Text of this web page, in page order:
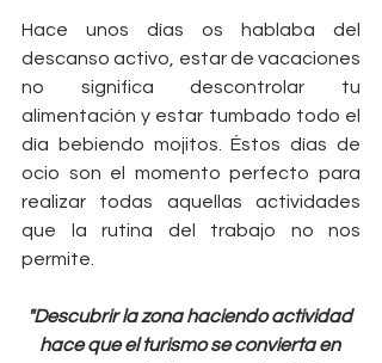
Hace unos días os hablaba del
descanso activo, estar de vacaciones
no significa descontrolar tu
alimentación y estar tumbado todo el
día bebiendo mojitos. Éstos días de
ocio son el momento perfecto para
realizar todas aquellas actividades
que la rutina del trabajo no nos
permite.
"Descubrir la zona haciendo actividad
hace que el turismo se convierta en